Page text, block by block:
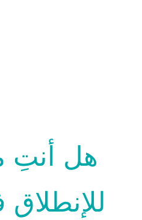
هل أنتِ